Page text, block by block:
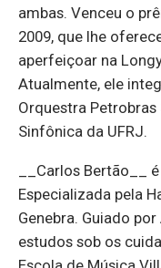
ambas. Venceu o
2009, que lhe
aperfeiçoar na
Atualmente, ele
Orquestra
Sinfônica da UFRJ.
__Carlos Bertão__
Especializada pela
Genebra. Guiado
estudos sob os